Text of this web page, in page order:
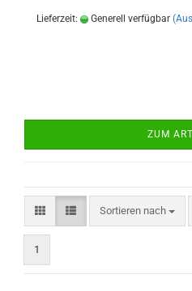
Lieferzeit: Generell verfügbar
ZUM
Sortieren nach
Sortieren nach
1